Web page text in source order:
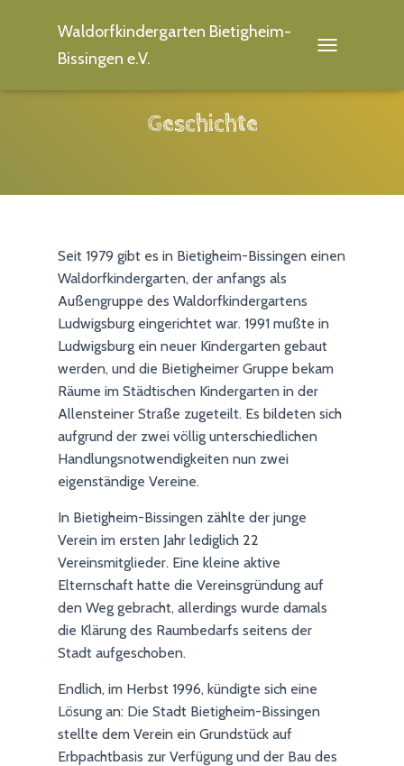
Waldorfkindergarten Bietigheim-
Bissingen e.V.
G
V
T
Geschichte
Seit 1979 gibt es in Bietigheim-Bissingen einen
Waldorfkindergarten, der anfangs als
Außengruppe des Waldorfkindergartens
Ludwigsburg eingerichtet war. 1991 mußte in
Ludwigsburg ein neuer Kindergarten gebaut
werden, und die Bietigheimer Gruppe bekam
Räume im Städtischen Kindergarten in der
Allensteiner Straße zugeteilt. Es bildeten sich
aufgrund der zwei völlig unterschiedlichen
Handlungsnotwendigkeiten nun zwei
eigenständige Vereine.
In Bietigheim-Bissingen zählte der junge
Verein im ersten Jahr lediglich 22
Vereinsmitglieder. Eine kleine aktive
Elternschaft hatte die Vereinsgründung auf
den Weg gebracht, allerdings wurde damals
die Klärung des Raumbedarfs seitens der
Stadt aufgeschoben.
Endlich, im Herbst 1996, kündigte sich eine
Lösung an: Die Stadt Bietigheim-Bissingen
stellte dem Verein ein Grundstück auf
Erbpachtbasis zur Verfügung und der Bau des